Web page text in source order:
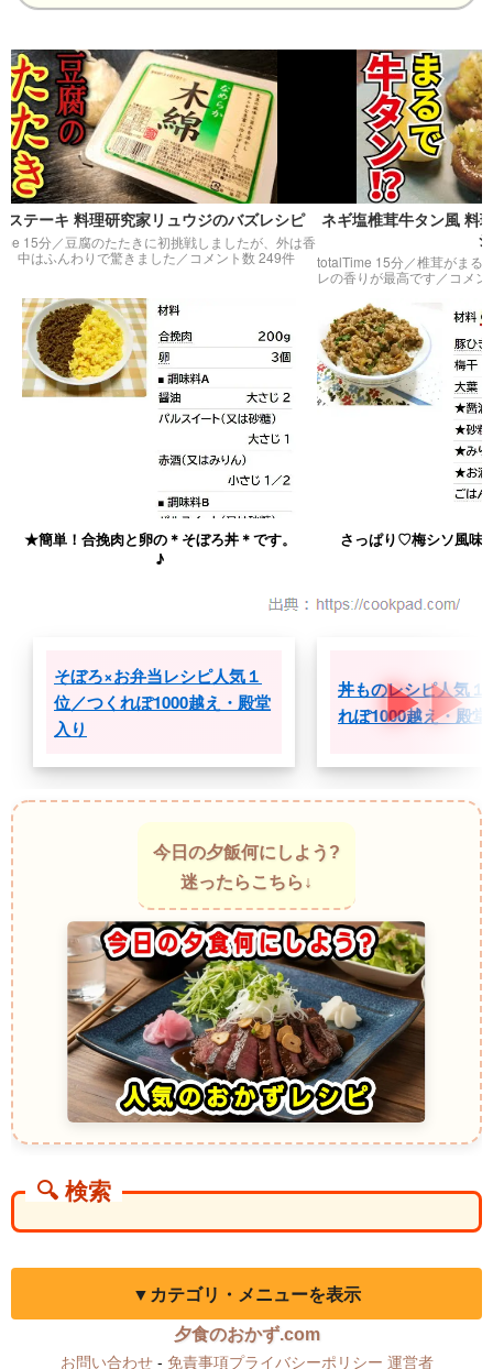
キ 料理研究家リュウジのバズレシピ
／ 豆腐のたたきに初挑戦しましたが、外は香
んわりで驚きました／コメント数 249件
ネギ塩椎茸牛タン風 料理研究
totalTime 15分／ 椎茸がまるで高級
レの香りが最高です／コメント数
★簡単！合挽肉と卵の＊そぼろ丼＊です。
♪
さっぱり♡梅シソ風味
そぼろ×お弁当レシピ人気１
位／つくれぽ1000越え・殿堂
入り
丼ものレシピ人気１
れぽ1000越え・殿
今日の夕飯何にしよう?
迷ったらこちら↓
🔍 検索
▼カテゴリ・メニューを表示
夕食のおかず.com
お問い合わせ- 免責事項プライバシーポリシー 運営者